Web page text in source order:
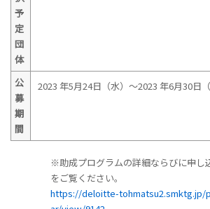
予
定
団
体
公
募
期
間
2023 年5月24日（水）～2023 年6月30日（
※助成プログラムの詳細ならびに申し
をご覧ください。
https://deloitte-tohmatsu2.smktg.jp/